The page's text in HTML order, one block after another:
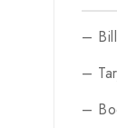
–
–
–